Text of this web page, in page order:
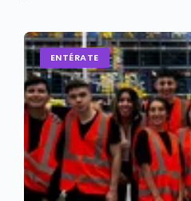
ENTÉRATE